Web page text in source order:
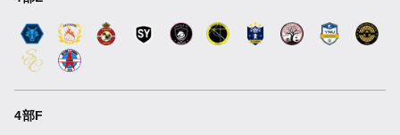
4部F